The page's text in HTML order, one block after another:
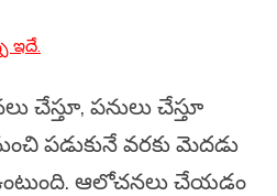
ఇదే.
పనులు చేస్తూ
పడుకునే వరకు మెదడు
ఆలోచనలు చేయడం